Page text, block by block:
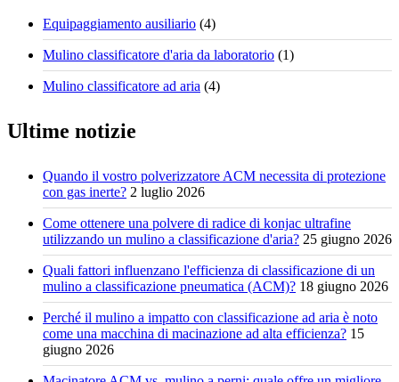
Equipaggiamento ausiliario (4)
Mulino classificatore d'aria da laboratorio (1)
Mulino classificatore ad aria (4)
Ultime notizie
Quando il vostro polverizzatore ACM necessita di protezione
con gas inerte? 2 luglio 2026
Come ottenere una polvere di radice di konjac ultrafine
utilizzando un mulino a classificazione d'aria? 25 giugno 2026
Quali fattori influenzano l'efficienza di classificazione di un
mulino a classificazione pneumatica (ACM)? 18 giugno 2026
Perché il mulino a impatto con classificazione ad aria è noto
come una macchina di macinazione ad alta efficienza? 15
giugno 2026